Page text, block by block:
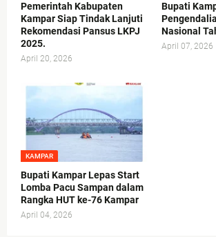
Pemerintah Kabupaten
Kampar Siap Tindak Lanjuti
Rekomendasi Pansus LKPJ
2025.
April 20, 2026
Bupati
Nasional
April 07, 2026
KAMPAR
Bupati Kampar Lepas Start
Lomba Pacu Sampan dalam
Rangka HUT ke-76 Kampar
April 04, 2026